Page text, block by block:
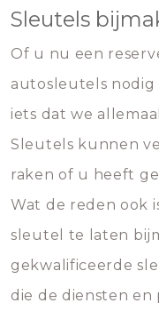
Sleutels
Of u nu een
autosleutels nodig
iets dat we
Sleutels kunnen
raken of u heeft
Wat de reden ook
sleutel te laten
gekwalificeerde
die de diensten